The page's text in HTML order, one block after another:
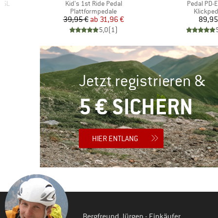
SL
Artikel
Kid's 1st Ride Pedal
Produktgruppe
Plattformpedale
Preis
39,95 € reduzierter Preis
ab 31,96 €
5,0(1)
Artikel
Pedal PD-
Jetzt registrieren &
5 € SICHERN
HIER ENTLANG